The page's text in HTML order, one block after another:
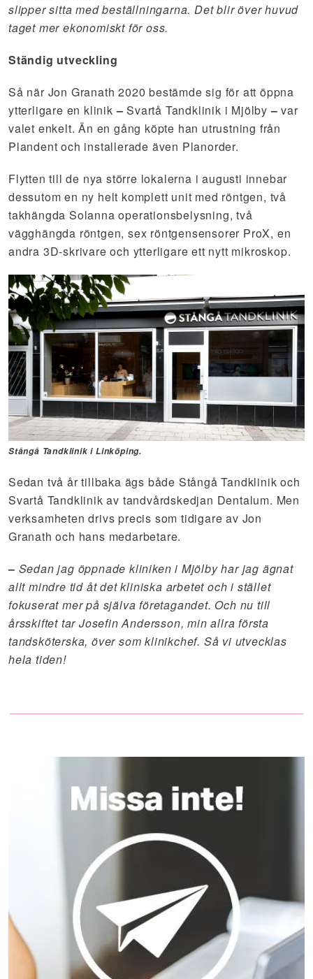
slipper sitta med beställningarna. Det blir över huvud
taget mer ekonomiskt för oss.
Ständig utveckling
Så när Jon Granath 2020 bestämde sig för att öppna
ytterligare en klinik– Svartå Tandklinik i Mjölby– var
valet enkelt. Än en gång köpte han utrustning från
Plandent och installerade även Planorder.
Flytten till de nya större lokalerna i augusti innebar
dessutom en ny helt komplett unit med röntgen, två
takhängda Solanna operationsbelysning, två
vägghängda röntgen, sex röntgensensorer ProX, en
andra 3D-skrivare och ytterligare ett nytt mikroskop.
Stångå Tandklinik i Linköping.
Sedan två år tillbaka ägs både Stångå Tandklinik och
Svartå Tandklinik av tandvårdskedjan Dentalum. Men
verksamheten drivs precis som tidigare av Jon
Granath och hans medarbetare.
– Sedan jag öppnade kliniken i Mjölby har jag ägnat
allt mindre tid åt det kliniska arbetet och i stället
fokuserat mer på själva företagandet. Och nu till
årsskiftet tar Josefin Andersson, min allra första
tandsköterska, över som klinikchef. Så vi utvecklas
hela tiden!